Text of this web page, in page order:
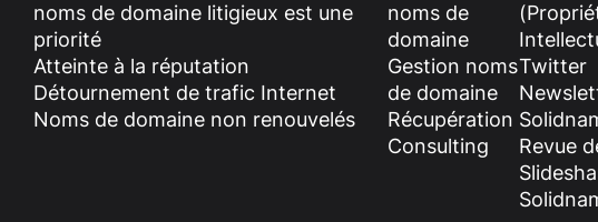
noms de domaine litigieux est une
priorité
Atteinte à la réputation
Détournement de trafic Internet
Noms de domaine non renouvelés
noms de
domaine
Gestion noms
de domaine
Récupération
Consulting
Twitter
Revue